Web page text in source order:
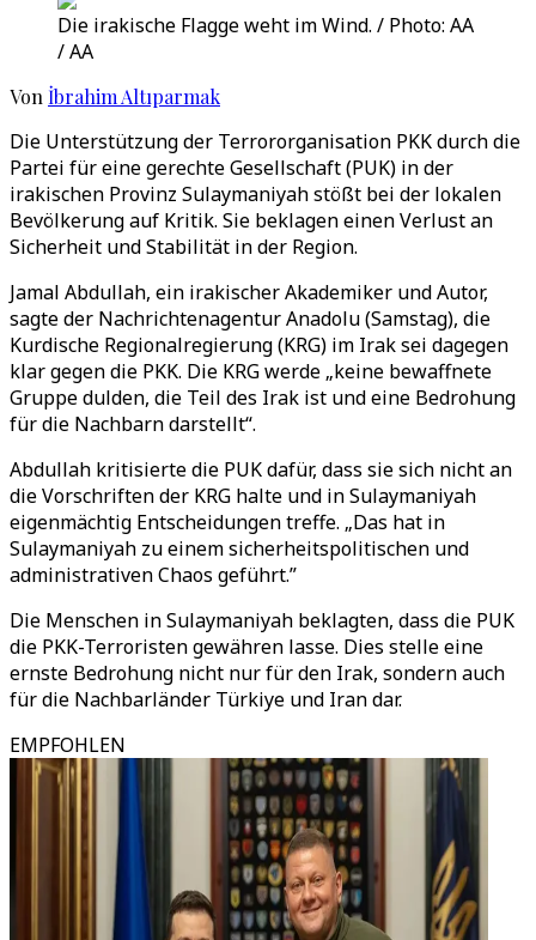
Die irakische Flagge weht im Wind. / Photo: AA
/ AA
Von İbrahim Altıparmak
Die Unterstützung der Terrororganisation PKK durch die
Partei für eine gerechte Gesellschaft (PUK) in der
irakischen Provinz Sulaymaniyah stößt bei der lokalen
Bevölkerung auf Kritik. Sie beklagen einen Verlust an
Sicherheit und Stabilität in der Region.
Jamal Abdullah, ein irakischer Akademiker und Autor,
sagte der Nachrichtenagentur Anadolu (Samstag), die
Kurdische Regionalregierung (KRG) im Irak sei dagegen
klar gegen die PKK. Die KRG werde „keine bewaffnete
Gruppe dulden, die Teil des Irak ist und eine Bedrohung
für die Nachbarn darstellt“.
Abdullah kritisierte die PUK dafür, dass sie sich nicht an
die Vorschriften der KRG halte und in Sulaymaniyah
eigenmächtig Entscheidungen treffe. „Das hat in
Sulaymaniyah zu einem sicherheitspolitischen und
administrativen Chaos geführt.”
Die Menschen in Sulaymaniyah beklagten, dass die PUK
die PKK-Terroristen gewähren lasse. Dies stelle eine
ernste Bedrohung nicht nur für den Irak, sondern auch
für die Nachbarländer Türkiye und Iran dar.
EMPFOHLEN